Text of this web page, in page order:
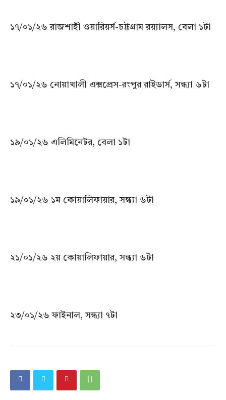
১৭/০১/২৬ রাজশাহী ওয়ারিয়র্স-চট্টগ্রাম রয়্যালস, বেলা ১টা
১৭/০১/২৬ নোয়াখালী এক্সপ্রেস-রংপুর রাইডার্স, সন্ধ্যা ৬টা
১৯/০১/২৬ এলিমিনেটর, বেলা ১টা
১৯/০১/২৬ ১ম কোয়ালিফায়ার, সন্ধ্যা ৬টা
২১/০১/২৬ ২য় কোয়ালিফায়ার, সন্ধ্যা ৬টা
২৩/০১/২৬ ফাইনাল, সন্ধ্যা ৭টা